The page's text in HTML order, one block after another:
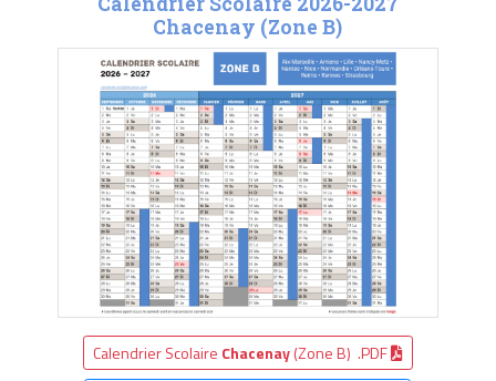
Chacenay (Zone B)
Calendrier Scolaire Chacenay(Zone B) .PDF